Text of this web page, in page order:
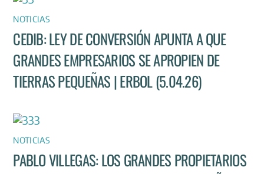
NOTICIAS
CEDIB: LEY DE CONVERSIÓN APUNTA A QUE
GRANDES EMPRESARIOS SE APROPIEN DE
TIERRAS PEQUEÑAS | ERBOL (5.04.26)
NOTICIAS
PABLO VILLEGAS: LOS GRANDES PROPIETARIOS